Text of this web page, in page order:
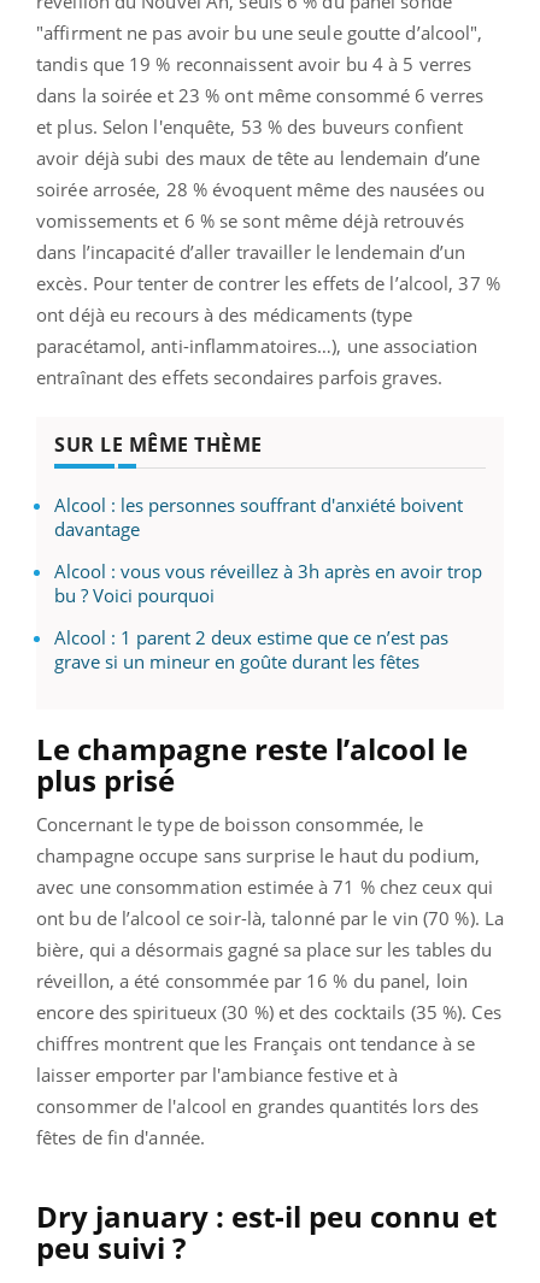
"affirment ne pas avoir bu une seule goutte d’alcool",
tandis que 19 % reconnaissent avoir bu 4 à 5 verres
dans la soirée et 23 % ont même consommé 6 verres
et plus. Selon l'enquête, 53 % des buveurs confient
avoir déjà subi des maux de tête au lendemain d’une
soirée arrosée, 28 % évoquent même des nausées ou
vomissements et 6 % se sont même déjà retrouvés
dans l’incapacité d’aller travailler le lendemain d’un
excès. Pour tenter de contrer les effets de l’alcool, 37 %
ont déjà eu recours à des médicaments (type
paracétamol, anti-inflammatoires…), une association
entraînant des effets secondaires parfois graves.
SUR LE MÊME THÈME
Alcool : les personnes souffrant d'anxiété boivent
davantage
Alcool : vous vous réveillez à 3h après en avoir trop
bu ? Voici pourquoi
Alcool : 1 parent 2 deux estime que ce n’est pas
grave si un mineur en goûte durant les fêtes
Le champagne reste l’alcool le
plus prisé
Concernant le type de boisson consommée, le
champagne occupe sans surprise le haut du podium,
avec une consommation estimée à 71 % chez ceux qui
ont bu de l’alcool ce soir-là, talonné par le vin (70 %). La
bière, qui a désormais gagné sa place sur les tables du
réveillon, a été consommée par 16 % du panel, loin
encore des spiritueux (30 %) et des cocktails (35 %). Ces
chiffres montrent que les Français ont tendance à se
laisser emporter par l'ambiance festive et à
consommer de l'alcool en grandes quantités lors des
fêtes de fin d'année.
Dry january : est-il peu connu et
peu suivi ?